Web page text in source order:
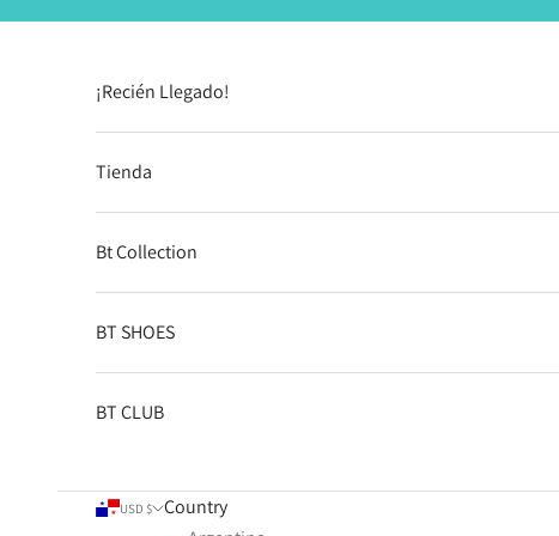
¡Recién Llegado!
Tienda
Bt Collection
BT SHOES
BT CLUB
USD $
Country